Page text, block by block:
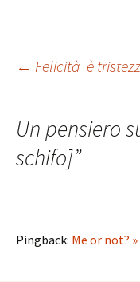
← Felicità è
Un pensiero
schifo]”
Pingback: Me or not?